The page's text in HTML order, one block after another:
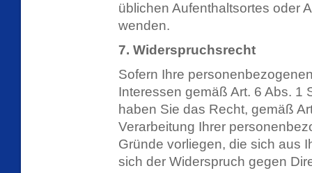
üblichen Aufenthaltsortes oder
wenden.
7. Widerspruchsrecht
Sofern Ihre
Interessen gemäß Art. 6 Abs. 1
haben Sie das Recht, gemäß
Verarbeitung Ihrer
Gründe vorliegen, die sich aus
sich der Widerspruch gegen